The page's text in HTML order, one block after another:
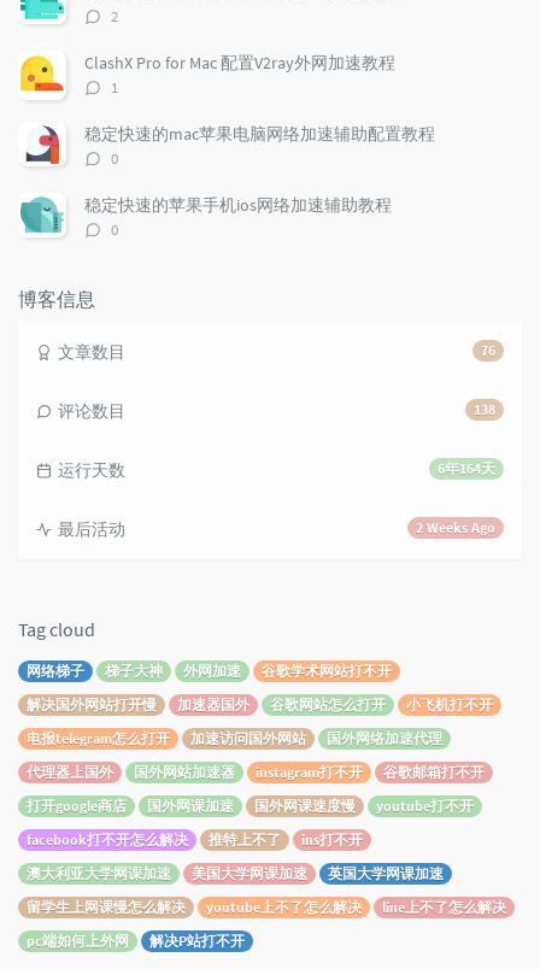
a
r
t
i
l
e
o
m
t
评
数：
2
ClashX Pro for Mac 配置V2ray外网加速教程
评
数：
1
稳定快速的mac苹果电脑网络加速辅助配置教程
评
数：
0
稳定快速的苹果手机ios网络加速辅助教程
评
0
博客信息
76
文章数目
138
评论数目
6年164天
运行天数
2 Weeks Ago
最后活动
Tag cloud
网络梯子 梯子大神 外网加速
谷歌学术网站打不开
解决国外网站打开慢
加速器国外 谷歌网站怎么打开
小飞机打不开
电报telegram怎么打开
加速访问国外网站
国外网络加速代理
代理器上国外
国外网站加速器 instagram打不开
谷歌邮箱打不开
打开google商店
国外网课加速 国外网课速度慢
youtube打不开
facebook打不开怎么解决
推特上不了
ins打不开
澳大利亚大学网课加速
美国大学网课加速
英国大学网课加速
留学生上网课慢怎么解决
youtube上不了怎么解决
line上不了怎么解决
pc端如何上外网
解决P站打不开